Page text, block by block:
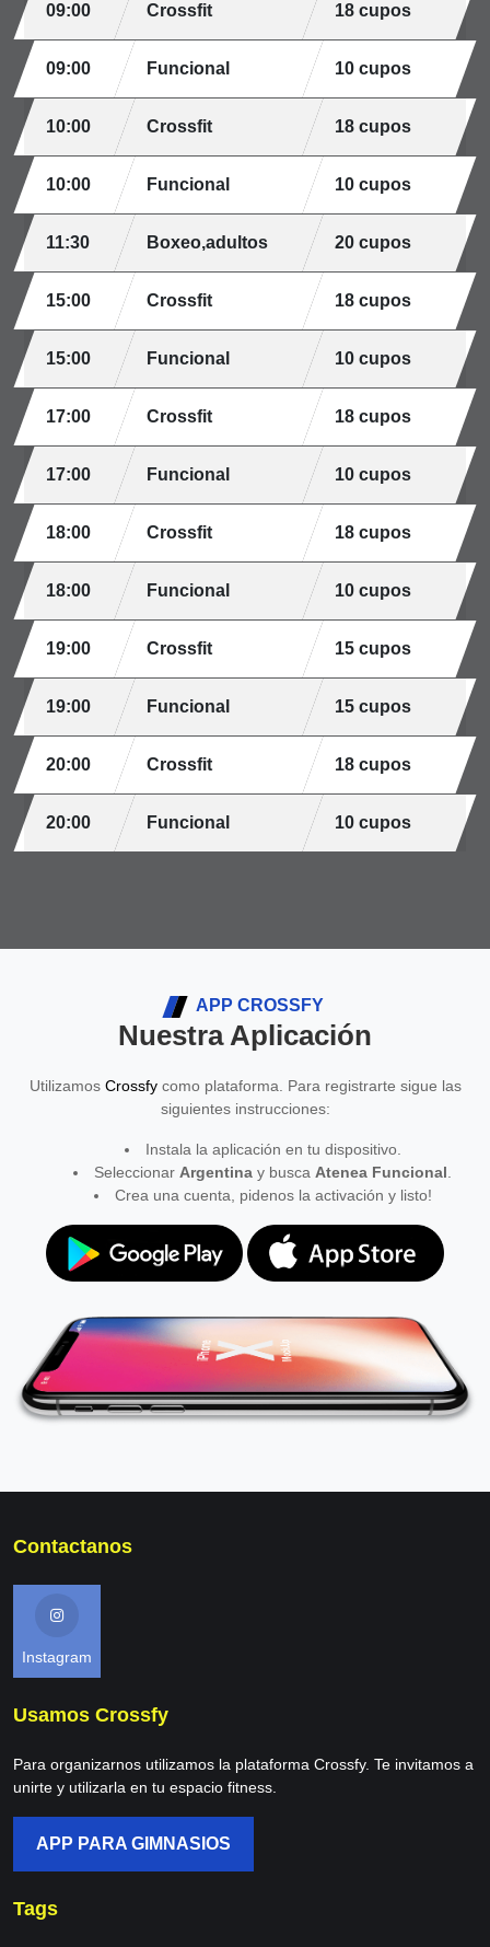
09:00 Crossfit 18 cupos
09:00 Funcional 10 cupos
10:00 Crossfit 18 cupos
10:00 Funcional 10 cupos
11:30 Boxeo,adultos 20 cupos
15:00 Crossfit 18 cupos
15:00 Funcional 10 cupos
17:00 Crossfit 18 cupos
17:00 Funcional 10 cupos
18:00 Crossfit 18 cupos
18:00 Funcional 10 cupos
19:00 Crossfit 15 cupos
19:00 Funcional 15 cupos
20:00 Crossfit 18 cupos
20:00 Funcional 10 cupos
APP CROSSFY
Nuestra Aplicación
Utilizamos Crossfycomo plataforma. Para registrarte sigue las
siguientes instrucciones:
Instala la aplicación en tu dispositivo.
Seleccionar Argentina y busca Atenea Funcional
Crea una cuenta, pidenos la activación y listo!
Contactanos
Instagram
Usamos Crossfy
Para organizarnos utilizamos la plataforma Crossfy. Te invitamos a
unirte y utilizarla en tu espacio fitness.
APP PARA GIMNASIOS
Tags